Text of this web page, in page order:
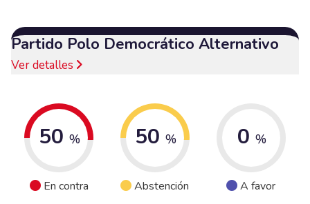
Partido Polo Democrático Alternativo
Ver detalles
50 %
En contra
50 %
Abstención
0 %
A favor